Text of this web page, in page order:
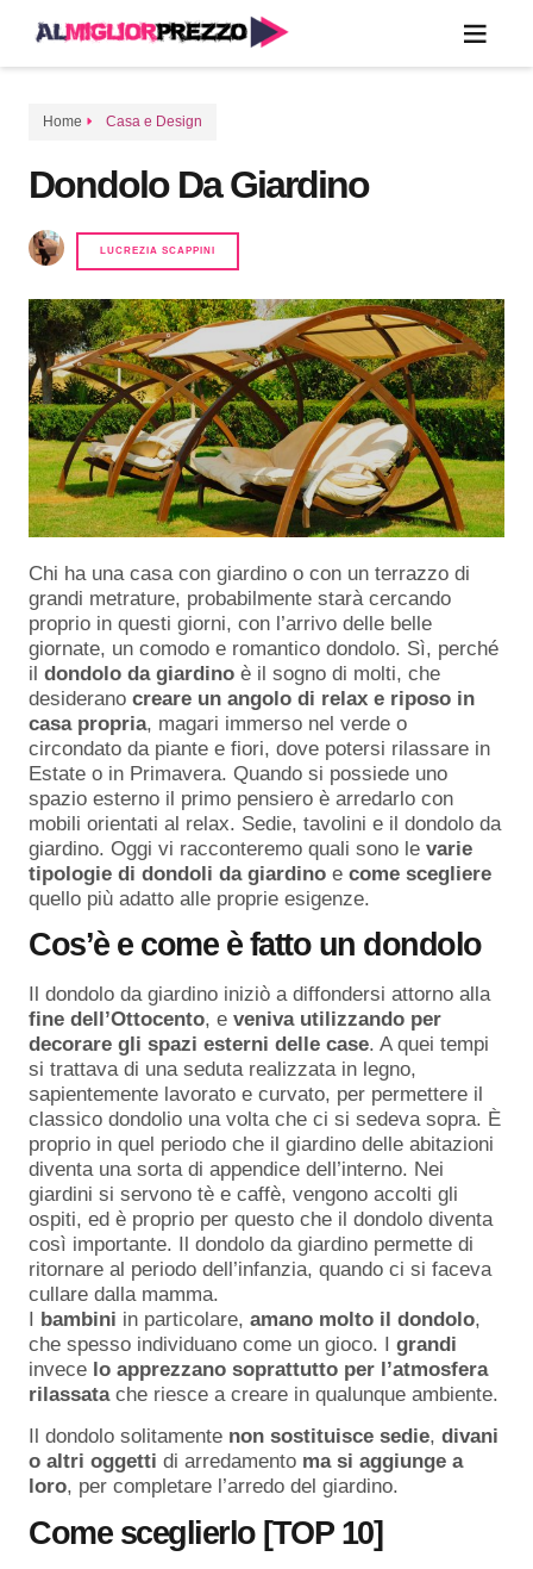
Home Casa e Design
Dondolo Da Giardino
LUCREZIA SCAPPINI
Chi ha una casa con giardino o con un terrazzo di
grandi metrature, probabilmente starà cercando
proprio in questi giorni, con l’arrivo delle belle
giornate, un comodo e romantico dondolo. Sì, perché
il dondolo da giardino è il sogno di molti, che
desiderano creare un angolo di relax e riposo in
casa propria, magari immerso nel verde o
circondato da piante e fiori, dove potersi rilassare in
Estate o in Primavera. Quando si possiede uno
spazio esterno il primo pensiero è arredarlo con
mobili orientati al relax. Sedie, tavolini e il dondolo da
giardino. Oggi vi racconteremo quali sono le varie
tipologie di dondoli da giardino e come scegliere
quello più adatto alle proprie esigenze.
Cos’è e come è fatto un dondolo
Il dondolo da giardino iniziò a diffondersi attorno alla
fine dell’Ottocento, e veniva utilizzando per
decorare gli spazi esterni delle case. A quei tempi
si trattava di una seduta realizzata in legno,
sapientemente lavorato e curvato, per permettere il
classico dondolio una volta che ci si sedeva sopra. È
proprio in quel periodo che il giardino delle abitazioni
diventa una sorta di appendice dell’interno. Nei
giardini si servono tè e caffè, vengono accolti gli
ospiti, ed è proprio per questo che il dondolo diventa
così importante. Il dondolo da giardino permette di
ritornare al periodo dell’infanzia, quando ci si faceva
cullare dalla mamma.
I bambini in particolare, amano molto il dondolo,
che spesso individuano come un gioco. I grandi
invece lo apprezzano soprattutto per l’atmosfera
rilassatache riesce a creare in qualunque ambiente.
Il dondolo solitamente non sostituisce sedie, divani
o altri oggetti di arredamento ma si aggiunge a
loro, per completare l’arredo del giardino.
Come sceglierlo [TOP 10]